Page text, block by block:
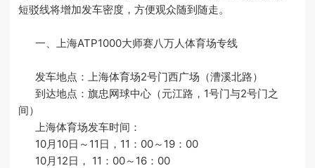
短驳线将增加发车密度，方便观众随到随走。
一、上海ATP1000大师赛八万人体育场专线
发车地点：上海体育场2号门西广场（漕溪北路）
到达地点：旗忠网球中心（元江路，1号门与2号门之
间）
上海体育场发车时间：
10月10日～11日，11：00～19：00
10月12日， 11：00～16：00